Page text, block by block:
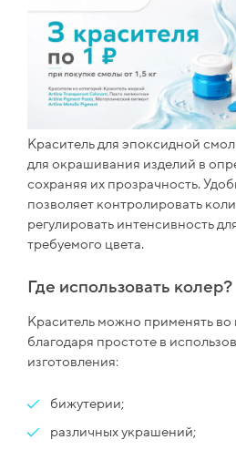
Краситель для эпоксидной
для окрашивания изделий в
сохраняя их прозрачность.
позволяет контролировать
регулировать интенсивность
требуемого цвета.
Где использовать колер?
Краситель можно применять во
благодаря простоте в
изготовления:
бижутерии;
различных украшений;